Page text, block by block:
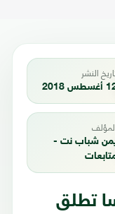
النشر
2018
شباب نت -
تطلق